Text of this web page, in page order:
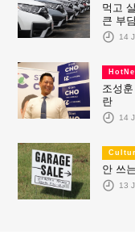
먹고
큰 부
14
조성
란
14
안 쓰
13